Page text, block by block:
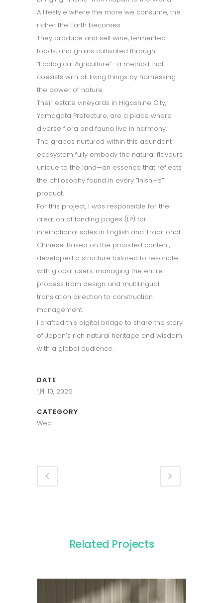
A lifestyle where the more we consume, the
richer the Earth becomes.
They produce and sell wine, fermented
foods, and grains cultivated through
“Ecological Agriculture”—a method that
coexists with all living things by harnessing
the power of nature.
Their estate vineyards in Higashine City,
Yamagata Prefecture, are a place where
diverse flora and fauna live in harmony.
The grapes nurtured within this abundant
ecosystem fully embody the natural flavours
unique to the land—an essence that reflects
the philosophy found in every “Inishi-e”
product.
For this project, I was responsible for the
creation of landing pages (LP) for
international sales in English and Traditional
Chinese. Based on the provided content, I
developed a structure tailored to resonate
with global users, managing the entire
process from design and multilingual
translation direction to construction
management.
I crafted this digital bridge to share the story
of Japan’s rich natural heritage and wisdom
with a global audience.
DATE
1月 10, 2026
CATEGORY
Web
Related Projects